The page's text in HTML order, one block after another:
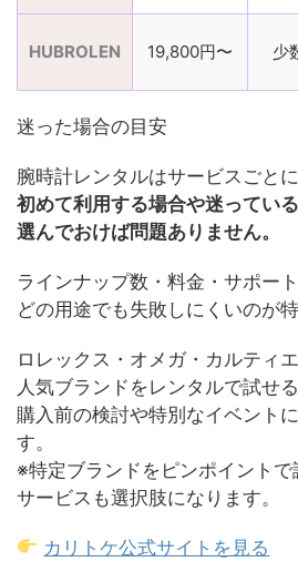
HUBROLEN 19,800円〜 少
迷った場合の目安
腕時計レンタルはサービスごと
初めて利用する場合や迷ってい
選んでおけば問題ありません。
ラインナップ数・料金・サポー
どの用途でも失敗しにくいのが特
ロレックス・オメガ・カルティ
人気ブランドをレンタルで試せる
購入前の検討や特別なイベント
す。
※特定ブランドをピンポイント
サービスも選択肢になります。
カリトケ公式サイトを見る